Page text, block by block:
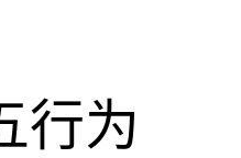
行为